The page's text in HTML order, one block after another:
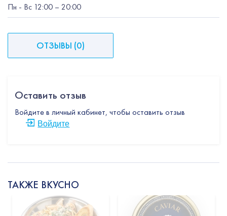
Пн - Вс 12:00 – 20:00
ОТЗЫВЫ (0)
Оставить отзыв
Войдите в личный кабинет, чтобы оставить отзыв
Войдите
ТАКЖЕ ВКУСНО